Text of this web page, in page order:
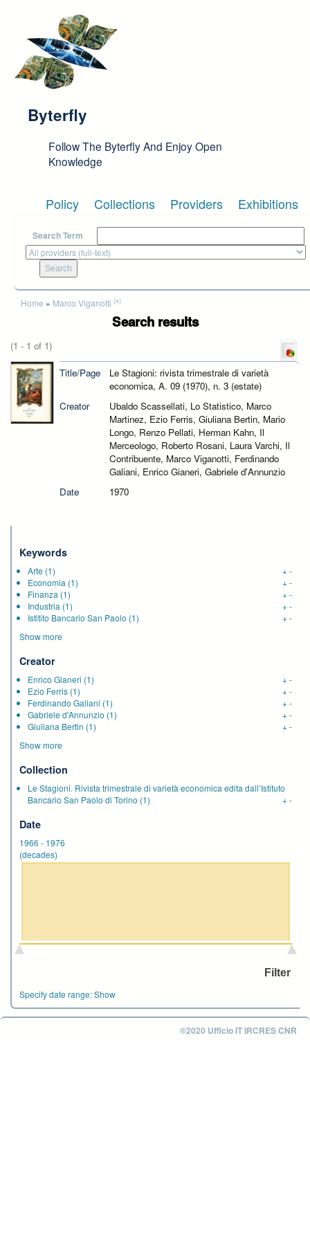
Byterfly
Follow The Byterfly And Enjoy Open
Knowledge
Policy Collections Providers Exhibitions
Search Term
You are here
Home » Marco Viganotti (x)
Search results
(1 - 1 of 1)
Title/Page
Le Stagioni: rivista trimestrale di varietà
economica, A. 09 (1970), n. 3 (estate)
Creator
Ubaldo Scassellati, Lo Statistico, Marco
Martinez, Ezio Ferris, Giuliana Bertin, Mario
Longo, Renzo Pellati, Herman Kahn, Il
Merceologo, Roberto Rosani, Laura Varchi, Il
Contribuente, Marco Viganotti, Ferdinando
Galiani, Enrico Gianeri, Gabriele d'Annunzio
Date
1970
Keywords
Arte (1) +-
Economia (1) +-
Finanza (1) +-
Industria (1) +-
Istitito Bancario San Paolo (1) +-
Show more
Creator
Enrico Gianeri (1) +-
Ezio Ferris (1) +-
Ferdinando Galiani (1) +-
Gabriele d'Annunzio (1) +-
Giuliana Bertin (1) +-
Show more
Collection
Le Stagioni. Rivista trimestrale di varietà economica edita dall’Istituto
Bancario San Paolo di Torino (1) +-
Date
1966 - 1976
(decades)
Specify date range:Show
©2020 Ufficio IT IRCRES CNR